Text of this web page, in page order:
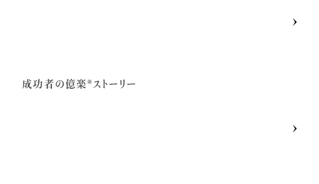
成功者の億楽®ストーリー